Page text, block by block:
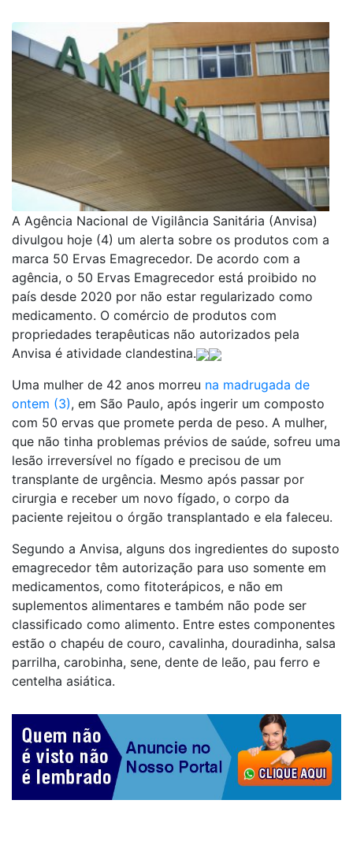
A Agência Nacional de Vigilância Sanitária (Anvisa)
divulgou hoje (4) um alerta sobre os produtos com a
marca 50 Ervas Emagrecedor. De acordo com a
agência, o 50 Ervas Emagrecedor está proibido no
país desde 2020 por não estar regularizado como
medicamento. O comércio de produtos com
propriedades terapêuticas não autorizados pela
Anvisa é atividade clandestina.
Uma mulher de 42 anos morreu na madrugada de
ontem (3), em São Paulo, após ingerir um composto
com 50 ervas que promete perda de peso. A mulher,
que não tinha problemas prévios de saúde, sofreu uma
lesão irreversível no fígado e precisou de um
transplante de urgência. Mesmo após passar por
cirurgia e receber um novo fígado, o corpo da
paciente rejeitou o órgão transplantado e ela faleceu.
Segundo a Anvisa, alguns dos ingredientes do suposto
emagrecedor têm autorização para uso somente em
medicamentos, como fitoterápicos, e não em
suplementos alimentares e também não pode ser
classificado como alimento. Entre estes componentes
estão o chapéu de couro, cavalinha, douradinha, salsa
parrilha, carobinha, sene, dente de leão, pau ferro e
centelha asiática.